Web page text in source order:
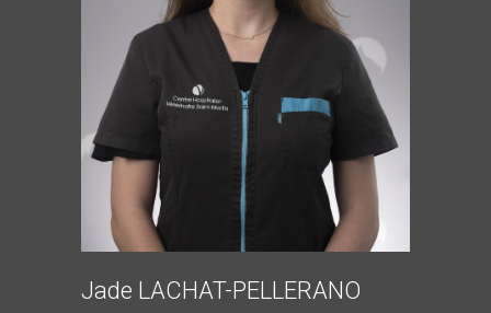
Jade LACHAT-PELLERANO